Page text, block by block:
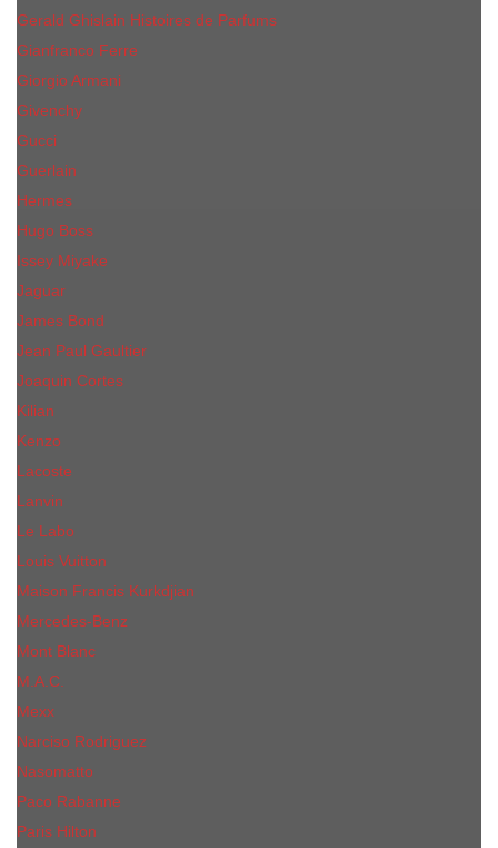
Gerald Ghislain Histoires de Parfums
Gianfranco Ferre
Giorgio Armani
Givenchy
Gucci
Guerlain
Hermes
Hugo Boss
Issey Miyake
Jaguar
James Bond
Jean Paul Gaultier
Joaquin Сortes
Kilian
Kenzo
Lacoste
Lanvin
Le Labo
Louis Vuitton
Maison Francis Kurkdjian
Mercedes-Benz
Mont Blanc
M.А.C.
Mexx
Narciso Rodriguez
Nasomatto
Paco Rabanne
Paris Hilton